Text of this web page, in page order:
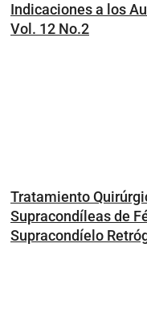
Indicaciones a los
Vol. 12 No.2
Tratamiento
Supracondíleas de
Supracondíelo